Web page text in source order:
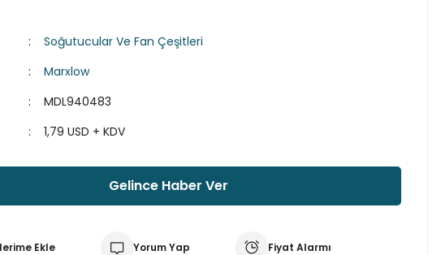
Soğutucular Ve Fan Çeşitleri
Marxlow
MDL940483
1,79 USD + KDV
Gelince Haber Ver
Yorum Yap Fiyat Alarmı